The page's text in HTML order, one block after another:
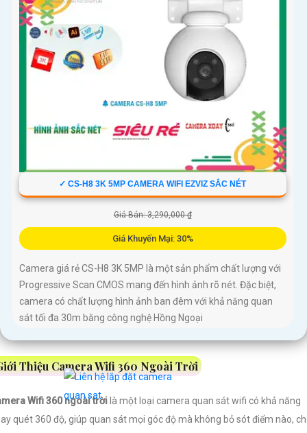
✓ CS-H8 3K 5MP CAMERA WIFI EZVIZ SẮC NÉT
Giá Bán: 3,290,000 ₫
Giá Khuyến Mại: 30%
Camera giá rẻ CS-H8 3K 5MP là một sản phẩm chất lượng với
Progressive Scan CMOS mang đến hình ảnh rõ nét. Đặc biệt,
camera có chất lượng hình ảnh ban đêm với khả năng quan
sát tối đa 30m bằng công nghệ Hồng Ngoại
Thiệu Camera Wifi 360 Ngoài Trời
Wifi 360 ngoài trời là một loại camera quan sát wifi có khả năng
quét 360 độ, giúp quan sát mọi góc độ mà không bỏ sót điểm nào,